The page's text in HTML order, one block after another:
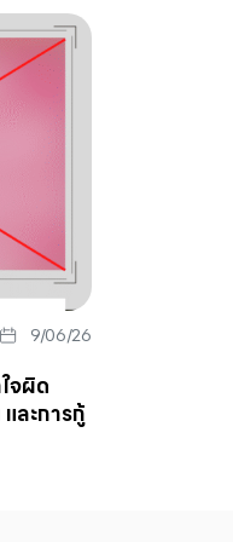
9/06/26
จผิด
ละการกู้